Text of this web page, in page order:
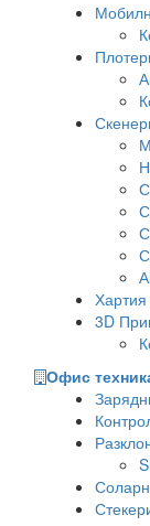
Хартия
3D
Офис